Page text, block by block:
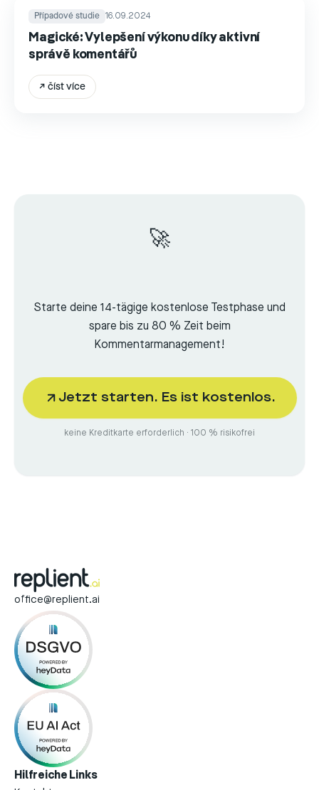
Případové studie 16.09.2024
Magické: Vylepšení výkonu díky aktivní
správě komentářů
↗ číst více
🚀
Starte deine 14-tägige kostenlose Testphase und
spare bis zu 80 % Zeit beim
Kommentarmanagement!
Jetzt starten. Es ist kostenlos.
keine Kreditkarte erforderlich · 100 % risikofrei
office@replient.ai
Hilfreiche Links